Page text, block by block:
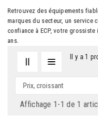
Retrouvez des équipements
marques du secteur, un service
confiance à ECP, votre
ans.
Il y a 1
Prix, croissant
Affichage 1-1 de 1